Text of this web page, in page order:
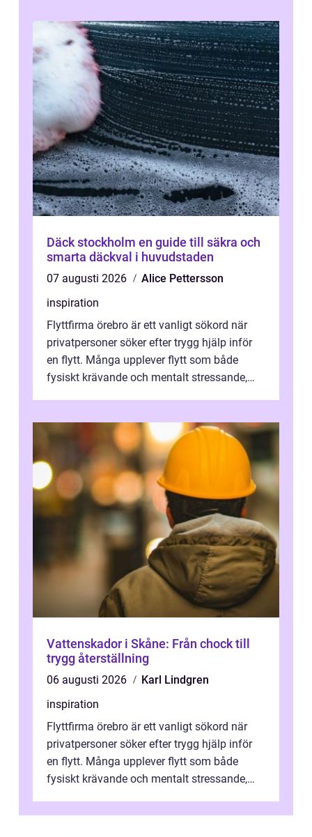
Däck stockholm en guide till säkra och
smarta däckval i huvudstaden
07 augusti 2026
Alice Pettersson
inspiration
Flyttfirma örebro är ett vanligt sökord när
privatpersoner söker efter trygg hjälp inför
en flytt. Många upplever flytt som både
fysiskt krävande och mentalt stressande,
Vattenskador i Skåne: Från chock till
trygg återställning
06 augusti 2026
Karl Lindgren
inspiration
Flyttfirma örebro är ett vanligt sökord när
privatpersoner söker efter trygg hjälp inför
en flytt. Många upplever flytt som både
fysiskt krävande och mentalt stressande,